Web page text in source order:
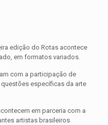
edição do Rotas acontece
em formatos variados.
com a participação de
específicas da arte
em parceria com a
artistas brasileiros